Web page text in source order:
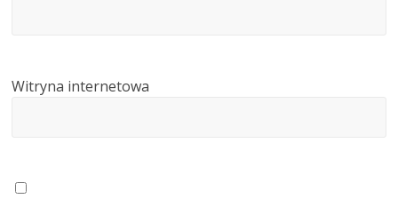
Witryna internetowa